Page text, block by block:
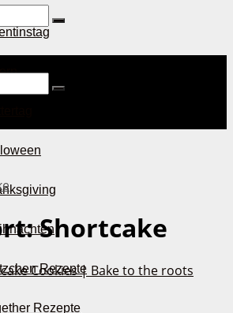
Rezepte
Rezepte
Shortcake